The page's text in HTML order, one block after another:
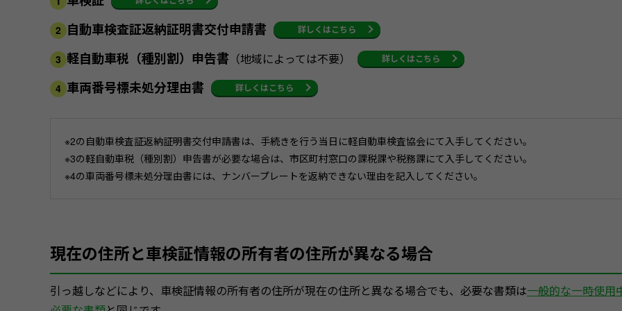
2 自動車検査証返納証明書交付申請書 詳しくはこちら
3 軽自動車税（種別割）申告書 （地域によっては不要） 詳しくはこちら
4 車両番号標未処分理由書 詳しくはこちら
※2の自動車検査証返納証明書交付申請書は、手続きを行う当日に軽自動車検査協会にて入手してください。
※3の軽自動車税（種別割）申告書が必要な場合は、市区町村窓口の課税課や税務課にて入手してください。
※4の車両番号標未処分理由書には、ナンバープレートを返納できない理由を記入してください。
現在の住所と車検証情報の所有者の住所が異なる場合
引っ越しなどにより、車検証情報の所有者の住所が現在の住所と異なる場合でも、必要な書類は一般的な一時使用